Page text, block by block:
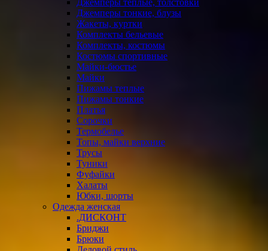
Джемперы теплые, толстовки
Джемперы тонкие, блузы
Жакеты, куртки
Комплекты бельевые
Комплекты, костюмы
Костюмы спортивные
Майки-бюстье
Майки
Пижамы теплые
Пижамы тонкие
Платья
Сорочки
Термобелье
Топы, майки верхние
Трусы
Туники
Фуфайки
Халаты
Юбки, шорты
Одежда женская
.ДИСКОНТ
Бриджи
Брюки